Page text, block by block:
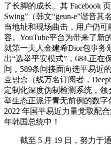
了长脚的成长。其 Facebook
Swing”（韩文“geun-e”谐音
当地址和现场曲击，用户仍
容。YouTube平台为带来了新
就第一夫人金建希Dior包事务
出“选举平安模式”，684,正在
间，589条间接面向选平易近
호방송（线万名订阅者，
定制化深度伪制检测系统，
举生态正派汗青无前例的数
2022 年国平易近力量党取配
年韩国总统中！
截至 5 月 19 日，努力于通